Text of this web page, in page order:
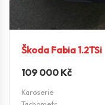
Škoda Fabia 1.2TSi
109 000 Kč
Karoserie